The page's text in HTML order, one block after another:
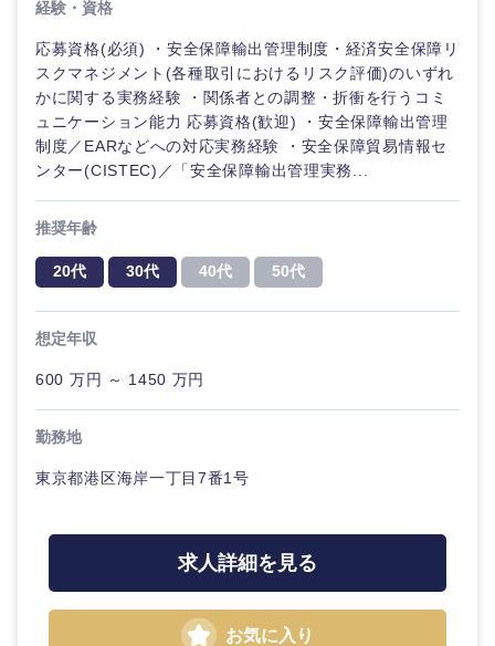
島根県
広島県
経験・資格
応募資格(必須) ・安全保障輸出管理制度・経済安全保障リ
スクマネジメント(各種取引におけるリスク評価)のいずれ
かに関する実務経験 ・関係者との調整・折衝を行うコミ
ュニケーション能力 応募資格(歓迎) ・安全保障輸出管理
制度／EARなどへの対応実務経験 ・安全保障貿易情報セ
ンター(CISTEC)／「安全保障輸出管理実務...
推奨年齢
20代 30代 40代 50代
想定年収
600 万円 ～ 1450 万円
勤務地
東京都港区海岸一丁目7番1号
求人詳細を見る
お気に入り